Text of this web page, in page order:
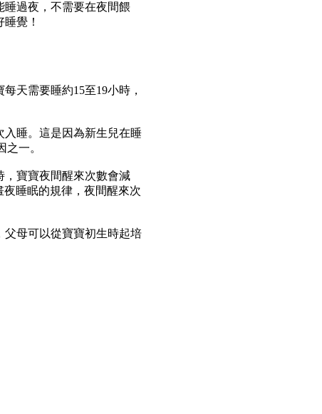
睡過夜，不需要在夜間餵
覺！
天需要睡約15至19小時，
入睡。這是因為新生兒在睡
一。
，寶寶夜間醒來次數會減
睡眠的規律，夜間醒來次
母可以從寶寶初生時起培